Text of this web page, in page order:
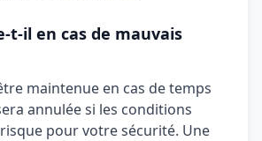
t-il en cas de mauvais
maintenue en cas de temps
annulée si les conditions
pour votre sécurité. Une